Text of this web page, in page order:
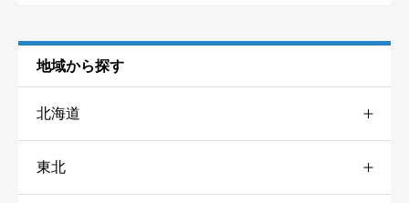
地域から探す
北海道
道央
東北